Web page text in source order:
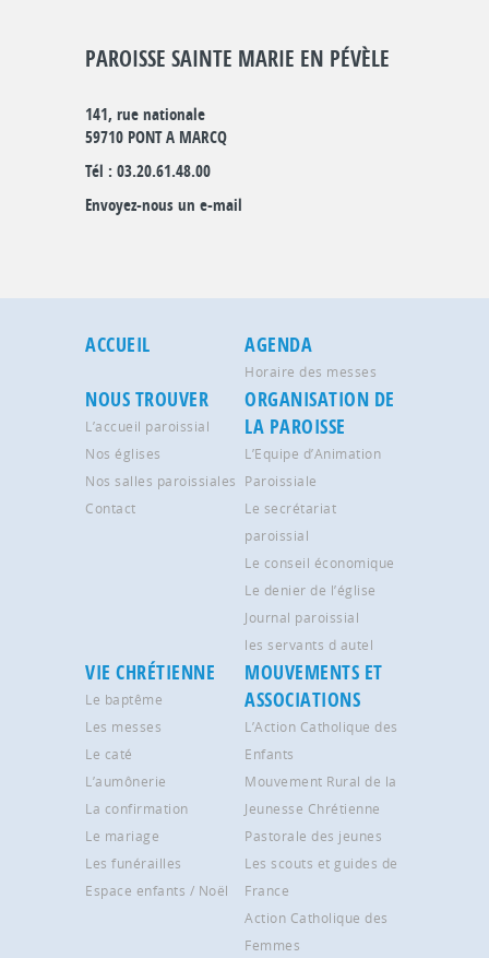
PAROISSE SAINTE MARIE EN PÉVÈLE
141, rue nationale
59710 PONT A MARCQ
Tél : 03.20.61.48.00
Envoyez-nous un e-mail
ACCUEIL AGENDA
Horaire des messes
NOUS TROUVER
L’accueil paroissial
Nos églises
Nos salles paroissiales
Contact
ORGANISATION DE
LA PAROISSE
L’Equipe d’Animation
Paroissiale
Le secrétariat
paroissial
Le conseil économique
Le denier de l’église
Journal paroissial
les servants d autel
VIE CHRÉTIENNE
Le baptême
Les messes
Le caté
L’aumônerie
La confirmation
Le mariage
Les funérailles
Espace enfants / Noël
MOUVEMENTS ET
ASSOCIATIONS
L’Action Catholique des
Enfants
Mouvement Rural de la
Jeunesse Chrétienne
Pastorale des jeunes
Les scouts et guides de
France
Action Catholique des
Femmes